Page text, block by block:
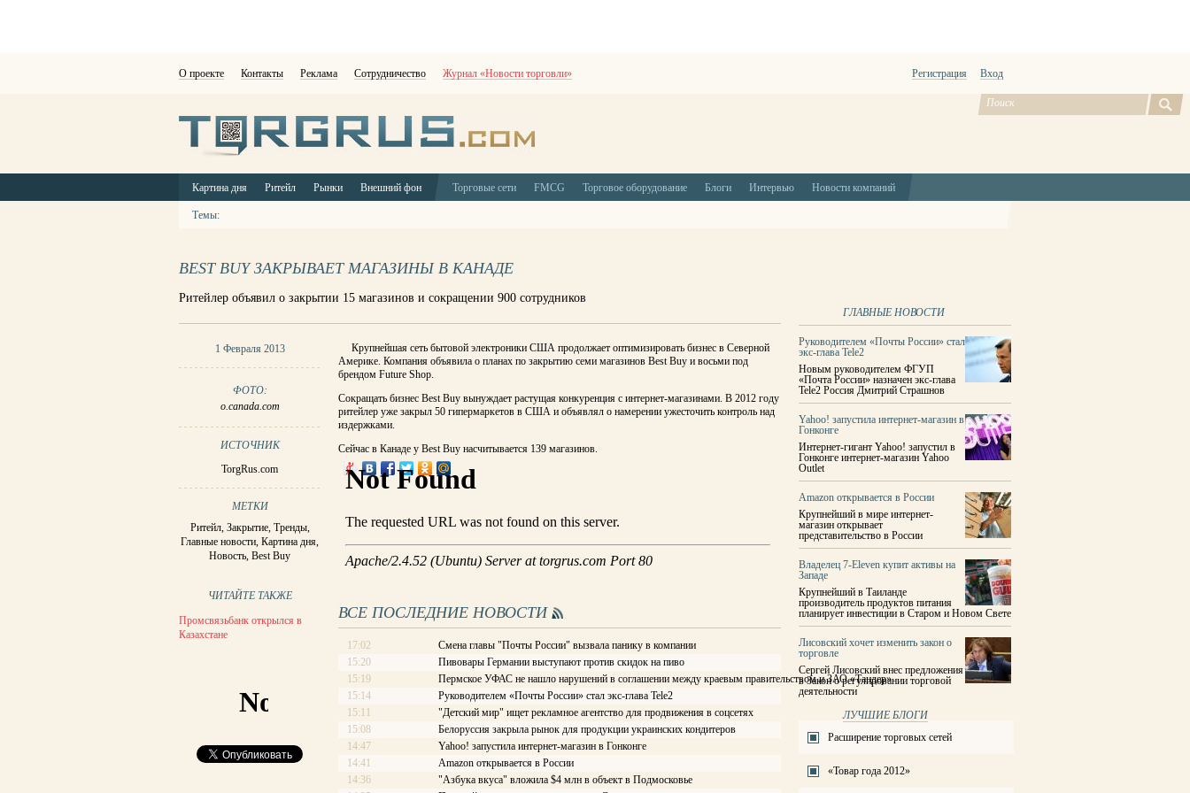
О проекте Контакты Реклама Сотрудничество Журнал «Новости торговли» Регистрация Вход
Картина дня Ритейл Рынки Внешний фон Торговые сети FMCG Торговое оборудование Блоги Интервью Новости компаний
Темы:
BEST BUY ЗАКРЫВАЕТ МАГАЗИНЫ В КАНАДЕ
Ритейлер объявил о закрытии 15 магазинов и сокращении 900 сотрудников
1 Февраля 2013
ФОТО:
o.canada.com
ИСТОЧНИК
TorgRus.com
МЕТКИ
Ритейл, Закрытие, Тренды,
Главные новости, Картина дня,
Новость, Best Buy
ЧИТАЙТЕ ТАКЖЕ
Промсвязьбанк открылся в
Казахстане
Крупнейшая сеть бытовой электроники США продолжает оптимизировать бизнес в Северной
Америке. Компания объявила о планах по закрытию семи магазинов Best Buy и восьми под
брендом Future Shop.
Сокращать бизнес Best Buy вынуждает растущая конкуренция с интернет-магазинами. В 2012 году
ритейлер уже закрыл 50 гипермаркетов в США и объявлял о намерении ужесточить контроль над
издержками.
Сейчас в Канаде у Best Buy насчитывается 139 магазинов.
ВСЕ ПОСЛЕДНИЕ НОВОСТИ
17:02
Смена главы "Почты России" вызвала панику в компании
15:20
Пивовары Германии выступают против скидок на пиво
15:19
Пермское УФАС не нашло нарушений в соглашении между краевым правительством и ЗАО «Тандер»
15:14
Руководителем «Почты России» стал экс-глава Tele2
15:11
"Детский мир" ищет рекламное агентство для продвижения в соцсетях
15:08
Белоруссия закрыла рынок для продукции украинских кондитеров
14:47
Yahoo! запустила интернет-магазин в Гонконге
14:41
Amazon открывается в России
14:36
"Азбука вкуса" вложила $4 млн в объект в Подмосковье
ГЛАВНЫЕ НОВОСТИ
Руководителем «Почты России» стал
экс-глава Tele2
Новым руководителем ФГУП
«Почта России» назначен экс-глава
Tele2 Россия Дмитрий Страшнов
Yahoo! запустила интернет-магазин в
Гонконге
Интернет-гигант Yahoo! запустил в
Гонконге интернет-магазин Yahoo
Outlet
Amazon открывается в России
Крупнейший в мире интернет-
магазин открывает
представительство в России
Владелец 7-Eleven купит активы на
Западе
Крупнейший в Таиланде
производитель продуктов питания
планирует инвестиции в Старом и Новом Свете
Лисовский хочет изменить закон о
торговле
Сергей Лисовский внес предложения
в Закон о регулировании торговой
деятельности
ЛУЧШИЕ БЛОГИ
Расширение торговых сетей
«Товар года 2012»